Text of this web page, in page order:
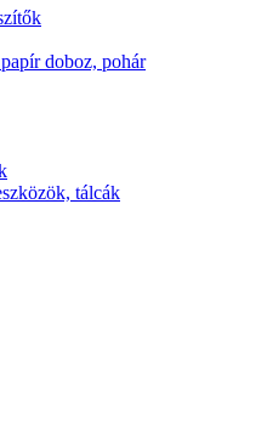
doboz, pohár
tálcák